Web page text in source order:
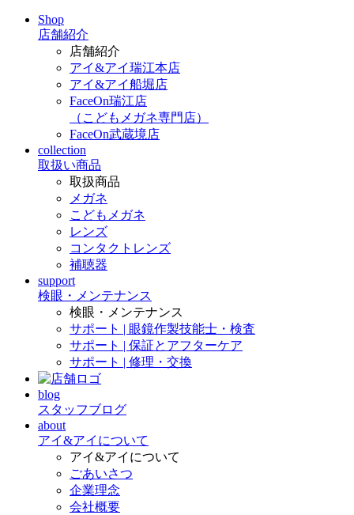
Shop
店舗紹介
店舗紹介
アイ&アイ瑞江本店
アイ&アイ船堀店
FaceOn瑞江店
（こどもメガネ専門店）
FaceOn武蔵境店
collection
取扱い商品
取扱商品
メガネ
こどもメガネ
レンズ
コンタクトレンズ
補聴器
support
検眼・メンテナンス
検眼・メンテナンス
サポート | 眼鏡作製技能士・検査
サポート | 保証とアフターケア
サポート | 修理・交換
blog
スタッフブログ
about
アイ&アイについて
アイ&アイについて
ごあいさつ
企業理念
会社概要